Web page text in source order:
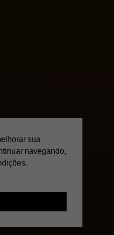
sua
navegando,